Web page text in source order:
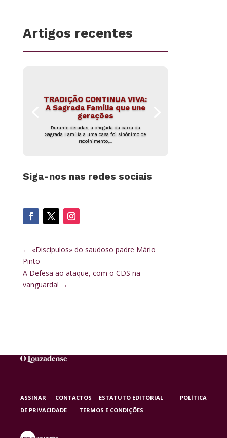
Artigos recentes
TRADIÇÃO CONTINUA VIVA:
A Sagrada Família que une
gerações
Durante décadas, a chegada da caixa da
Sagrada Família a uma casa foi sinónimo de
recolhimento,...
Siga-nos nas redes sociais
← «Discípulos» do saudoso padre Mário
Pinto
A Defesa ao ataque, com o CDS na
vanguarda! →
ASSINAR CONTACTOS ESTATUTO EDITORIAL POLÍTICA
DE PRIVACIDADE TERMOS E CONDIÇÕES